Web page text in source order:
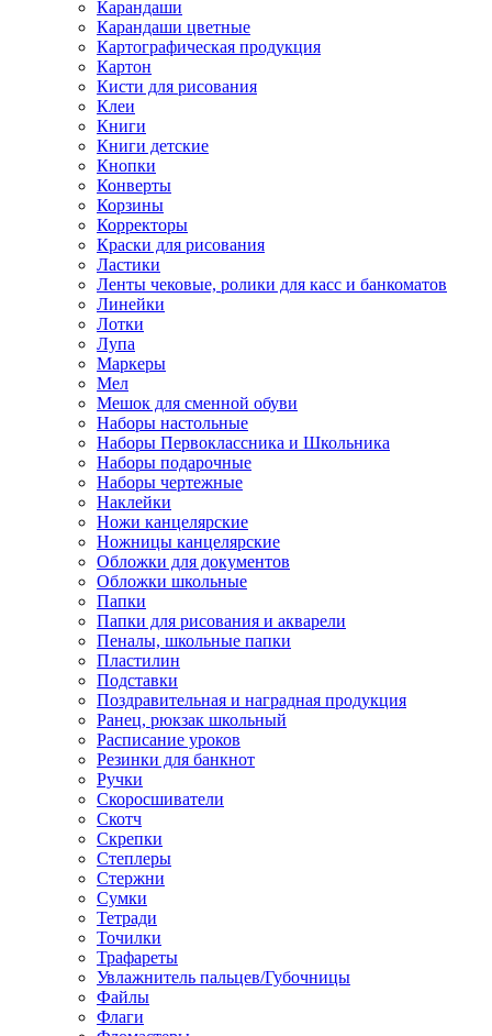
Карандаши
Карандаши цветные
Картографическая продукция
Картон
Кисти для рисования
Клеи
Книги
Книги детские
Кнопки
Конверты
Корзины
Корректоры
Краски для рисования
Ластики
Ленты чековые, ролики для касс и банкоматов
Линейки
Лотки
Лупа
Маркеры
Мел
Мешок для сменной обуви
Наборы настольные
Наборы Первоклассника и Школьника
Наборы подарочные
Наборы чертежные
Наклейки
Ножи канцелярские
Ножницы канцелярские
Обложки для документов
Обложки школьные
Папки
Папки для рисования и акварели
Пеналы, школьные папки
Пластилин
Подставки
Поздравительная и наградная продукция
Ранец, рюкзак школьный
Расписание уроков
Резинки для банкнот
Ручки
Скоросшиватели
Скотч
Скрепки
Степлеры
Стержни
Сумки
Тетради
Точилки
Трафареты
Увлажнитель пальцев/Губочницы
Файлы
Флаги